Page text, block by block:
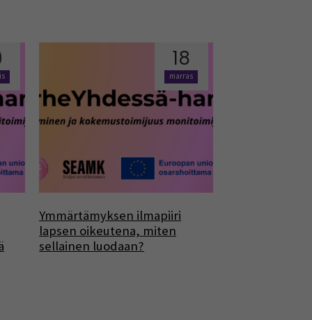
18
marras
Ymmärtämyksen ilmapiiri
lapsen oikeutena, miten
sellainen luodaan?